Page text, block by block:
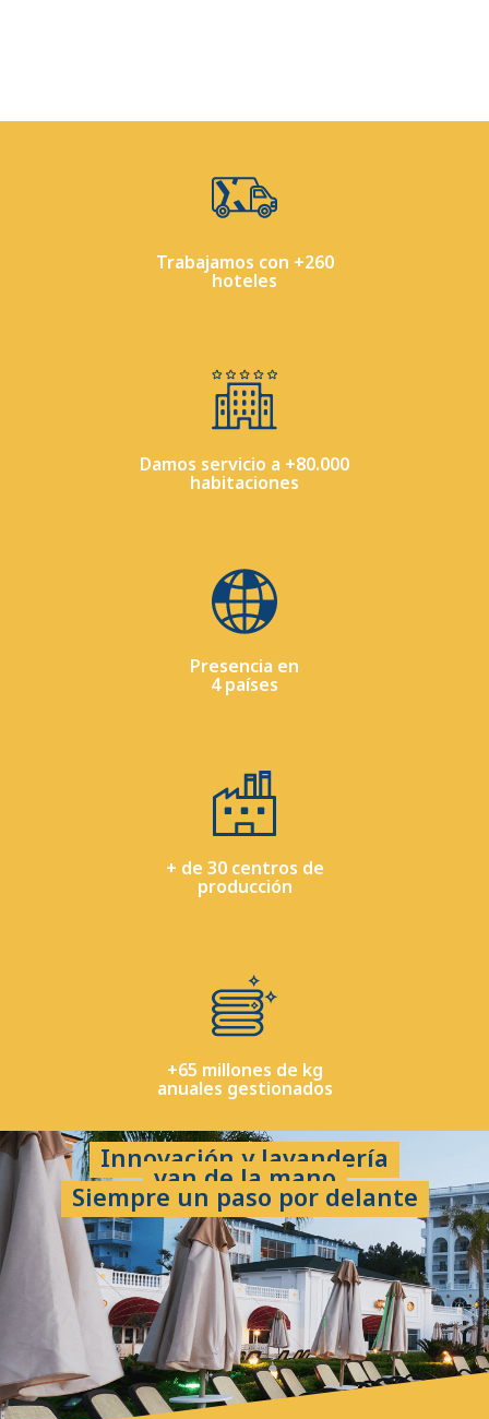
Trabajamos con +260
hoteles
Damos servicio a +80.000
habitaciones
Presencia en
4 países
+ de 30 centros de
producción
+65 millones de kg
anuales gestionados
Innovación y lavandería
van de la mano
Siempre un paso por delante